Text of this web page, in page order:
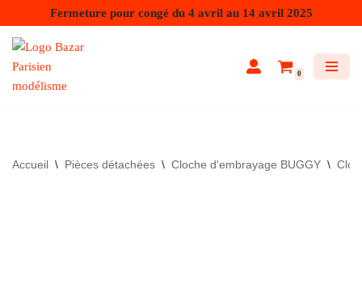
Aller
au
contenu
Fermeture pour congé du 4 avril au 14 avril 2025
0
Accueil \ Pièces détachées \ Cloche d'embrayage BUGGY \